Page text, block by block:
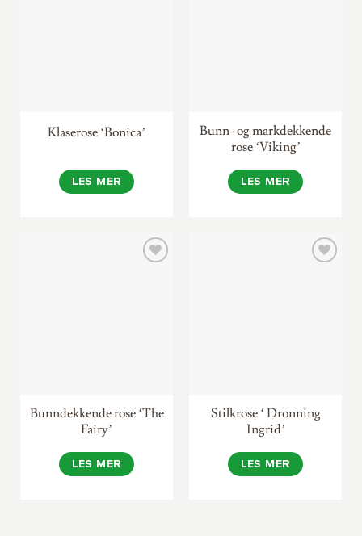
Klaserose ‘Bonica’
LES MER
Bunn- og markdekkende
rose ‘Viking’
LES MER
Bunndekkende rose ‘The
Fairy’
LES MER
Stilkrose ‘ Dronning
Ingrid’
LES MER